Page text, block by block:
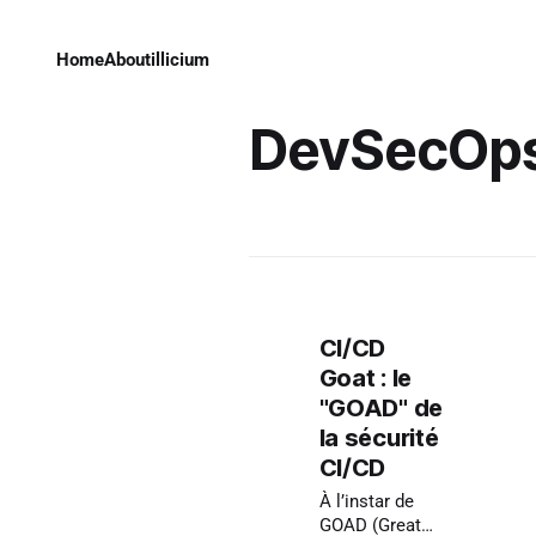
HomeAboutillicium
CI/CD
Goat : le
"GOAD" de
la sécurité
CI/CD
À l’instar de
GOAD (Great